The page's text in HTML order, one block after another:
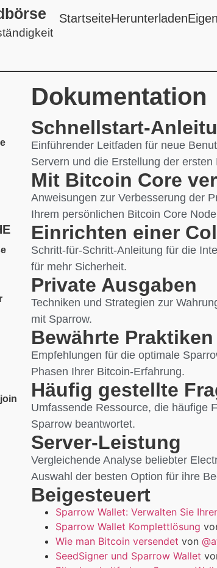
StartseiteHerunterladen
Dokumentation
Schnellstart-
Einführender Leitfaden für neue
Servern und die Erstellung der
Mit Bitcoin Core
Anweisungen zur Verbesserung der
Ihrem persönlichen Bitcoin Core
Einrichten einer
Schritt-für-Schritt-Anleitung für die
für mehr Sicherheit.
Private Ausgaben
Techniken und Strategien zur
mit Sparrow.
Bewährte Praktiken
Empfehlungen für die optimale
Phasen Ihrer Bitcoin-Erfahrung.
Häufig gestellte
Umfassende Ressource, die häufige
Sparrow beantwortet.
Server-Leistung
Vergleichende Analyse beliebter
Auswahl der besten Option für ihre
Beigesteuert
Sparrow Wallet: Verwalten Sie
Sparrow Wallet Komplettlösung
Wie man Bitcoin versendet von
SeedSigner und Sparrow Wallet